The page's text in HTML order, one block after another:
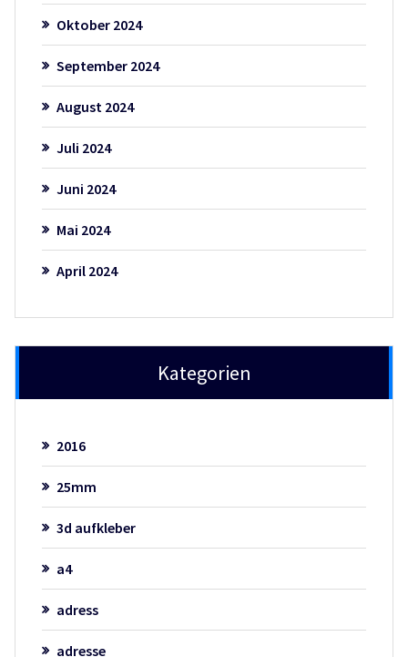
Oktober 2024
September 2024
August 2024
Juli 2024
Juni 2024
Mai 2024
April 2024
Kategorien
2016
25mm
3d aufkleber
a4
adress
adresse